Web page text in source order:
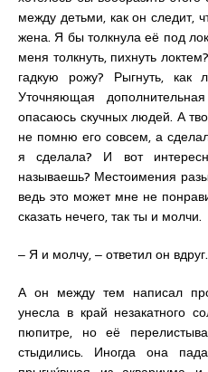
между детьми, как он следит,
жена. Я бы толкнула её под
меня толкнуть, пихнуть
гадкую рожу? Рыгнуть, как
Уточняющая
опасаюсь скучных людей. А
не помню его совсем, а
я сделала? И вот
называешь? Местоимения
ведь это может мне не
сказать нечего, так ты и молчи.
‒ Я и молчу, ‒ ответил он вдруг.
А он между тем написал
унесла в край незакатного
пюпитре, но её
стыдились. Иногда она